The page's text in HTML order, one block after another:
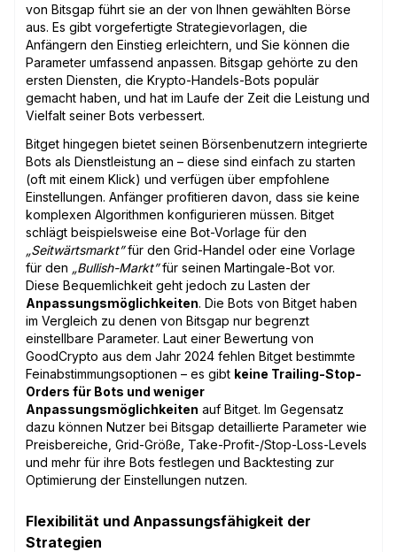
von Bitsgap führt sie an der von Ihnen gewählten Börse
aus. Es gibt vorgefertigte Strategievorlagen, die
Anfängern den Einstieg erleichtern, und Sie können die
Parameter umfassend anpassen. Bitsgap gehörte zu den
ersten Diensten, die Krypto-Handels-Bots populär
gemacht haben, und hat im Laufe der Zeit die Leistung und
Vielfalt seiner Bots verbessert.
Bitget hingegen bietet seinen Börsenbenutzern integrierte
Bots als Dienstleistung an – diese sind einfach zu starten
(oft mit einem Klick) und verfügen über empfohlene
Einstellungen. Anfänger profitieren davon, dass sie keine
komplexen Algorithmen konfigurieren müssen. Bitget
schlägt beispielsweise eine Bot-Vorlage für den
„Seitwärtsmarkt”für den Grid-Handel oder eine Vorlage
für den „Bullish-Markt”für seinen Martingale-Bot vor.
Diese Bequemlichkeit geht jedoch zu Lasten der
Anpassungsmöglichkeiten. Die Bots von Bitget haben
im Vergleich zu denen von Bitsgap nur begrenzt
einstellbare Parameter. Laut einer Bewertung von
GoodCrypto aus dem Jahr 2024 fehlen Bitget bestimmte
Feinabstimmungsoptionen – es gibt keine Trailing-Stop-
Orders für Bots und weniger
Anpassungsmöglichkeiten auf Bitget. Im Gegensatz
dazu können Nutzer bei Bitsgap detaillierte Parameter wie
Preisbereiche, Grid-Größe, Take-Profit-/Stop-Loss-Levels
und mehr für ihre Bots festlegen und Backtesting zur
Optimierung der Einstellungen nutzen.
Flexibilität und Anpassungsfähigkeit der
Strategien